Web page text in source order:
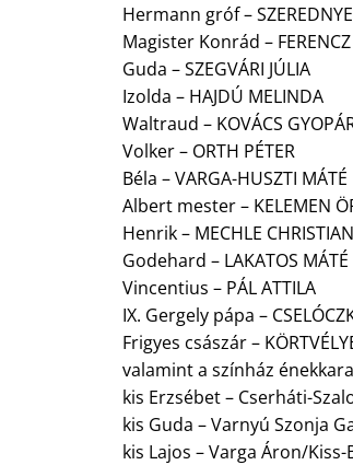
Hermann gróf –
Magister Konrád –
Guda – SZEGVÁRI JÚLIA
Izolda – HAJDÚ MELINDA
Waltraud – KOVÁCS
Volker – ORTH PÉTER
Béla – VARGA-HUSZTI MÁTÉ
Albert mester – KELEMEN
Henrik – MECHLE CHRISTIAN
Godehard – LAKATOS MÁTÉ
Vincentius – PÁL ATTILA
IX. Gergely pápa –
Frigyes császár –
valamint a színház
kis Erzsébet – Cserháti-
kis Guda – Varnyú Szonja
kis Lajos – Varga Áron/